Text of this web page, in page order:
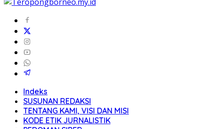
Indeks
SUSUNAN REDAKSI
TENTANG KAMI, VISI DAN MISI
KODE ETIK JURNALISTIK